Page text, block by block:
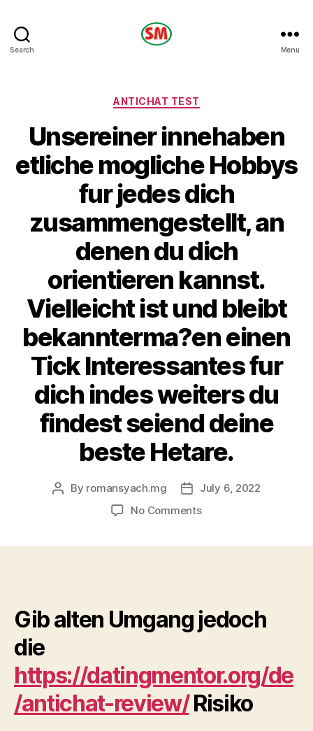
Search Menu
Categories
ANTICHAT TEST
Unsereiner innehaben
etliche mogliche Hobbys
fur jedes dich
zusammengestellt, an
denen du dich
orientieren kannst.
Vielleicht ist und bleibt
bekannterma?en einen
Tick Interessantes fur
dich indes weiters du
findest seiend deine
beste Hetare.
Post
By romansyach.mg
PostJuly 6, 2022
No Commentson
jedes
dich
denen
du
dich
Gib alten Umgang jedoch
die
https://datingmentor.org/de
/antichat-review/Risiko